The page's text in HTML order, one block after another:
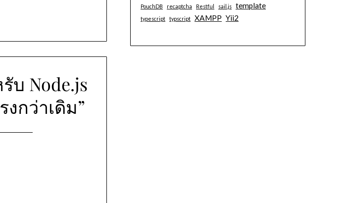
บ Node.js
งกว่าเดิม”
PouchDB recaptcha Restful sail.js template
typescript typscript XAMPP Yii2